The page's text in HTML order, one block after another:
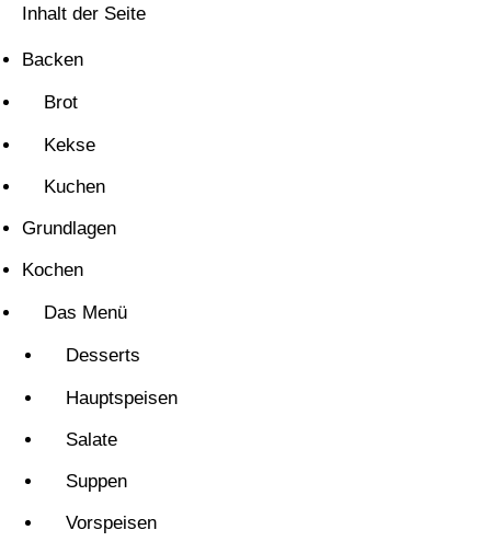
Inhalt der Seite
Backen
Brot
Kekse
Kuchen
Grundlagen
Kochen
Das Menü
Desserts
Hauptspeisen
Salate
Suppen
Vorspeisen